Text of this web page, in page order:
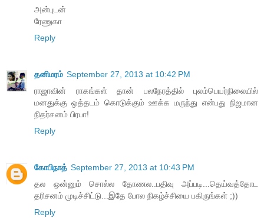
அன்புடன்
ரேணுகா
Reply
தனிமரம் September 27, 2013 at 10:42 PM
ராஜாவின் ராகங்கள் தான் பலநேரத்தில் புலம்பெயர்நிலையில்
மனதுக்கு ஒத்தடம் கொடுக்கும் ஊக்க மருந்து என்பது நிஜமான
நிதர்சனம் பிரபா!
Reply
கோபிநாத் September 27, 2013 at 10:43 PM
தல ஒன்னும் சொல்ல தோணல..பதிவு அப்படி...தெய்வத்தோட
தரிசனம் முடிச்சிட்டு...இதே போல நிகழ்ச்சியை பகிருங்கள் ;))
Reply